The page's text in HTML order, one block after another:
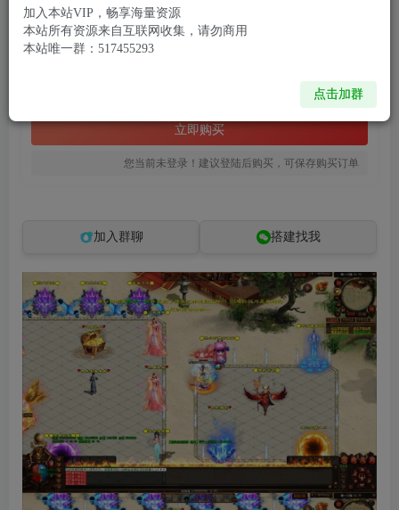
此内容为付费资源，请付费后查看
8
免费
立即购买
您当前未登录！建议登陆后购买，可保存购买订单
加入群聊 搭建找我
加入本站VIP，畅享海量资源
本站所有资源来自互联网收集，请勿商用
本站唯一群：517455293
点击加群